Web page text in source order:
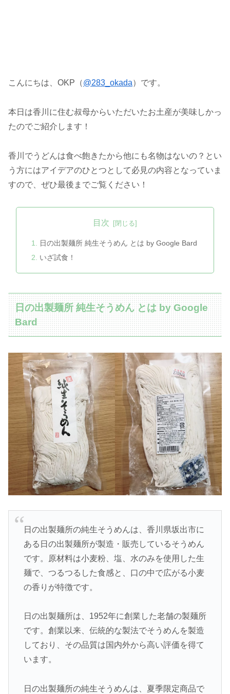
こんにちは、OKP（@283_okada）です。
本日は香川に住む叔母からいただいたお土産が美味しかっ
たのでご紹介します！
香川でうどんは食べ飽きたから他にも名物はないの？とい
う方にはアイデアのひとつとして必見の内容となっていま
すので、ぜひ最後までご覧ください！
目次
日の出製麺所 純生そうめん とは by Google Bard
いざ試食！
日の出製麺所 純生そうめん とは by Google
Bard
日の出製麺所の純生そうめんは、香川県坂出市に
ある日の出製麺所が製造・販売しているそうめん
です。原材料は小麦粉、塩、水のみを使用した生
麺で、つるつるした食感と、口の中で広がる小麦
の香りが特徴です。
日の出製麺所は、1952年に創業した老舗の製麺所
です。創業以来、伝統的な製法でそうめんを製造
しており、その品質は国内外から高い評価を得て
います。
日の出製麺所の純生そうめんは、夏季限定商品で